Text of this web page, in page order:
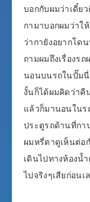
บอกกับผมว่าเดี๋ย
กามาบอกผมว่าใ
ว่ากายังอยากโด
ถามผมถึงเรื่องร
นอนบนรถในปั๊มนี่
งั้นก็ได้ผมคิดว่าคื
แล้วก็มานอนในร
ประตูรถด้านที่กา
ผมหรี่ตาดูเห็นต่อ
เดินไปทางห้องน้
ไปจริงๆเสียก่อน